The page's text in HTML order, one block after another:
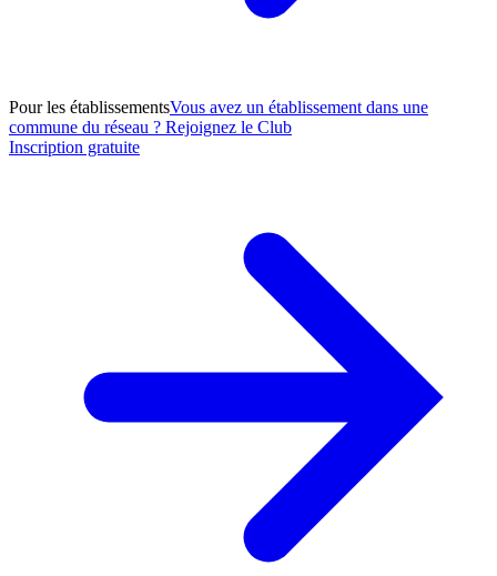
Pour les établissementsVous avez un établissement dans une
commune du réseau ? Rejoignez le Club
Inscription gratuite